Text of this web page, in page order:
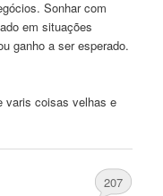
Sonhar com
em situações
ganho a ser esperado.
varis coisasvelhas e
207